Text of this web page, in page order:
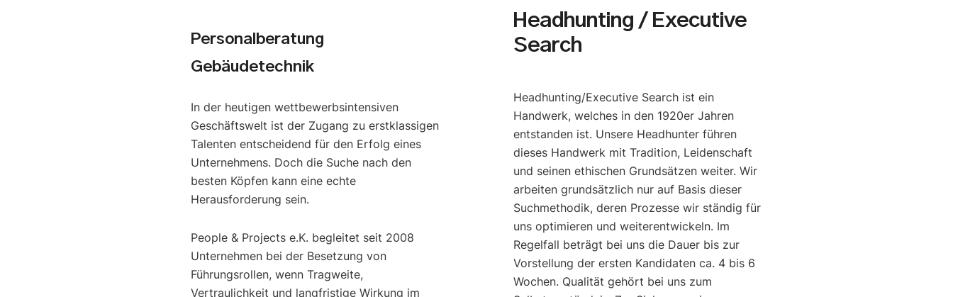
Personalberatung
Gebäudetechnik
In der heutigen wettbewerbsintensiven
Geschäftswelt ist der Zugang zu erstklassigen
Talenten entscheidend für den Erfolg eines
Unternehmens. Doch die Suche nach den
besten Köpfen kann eine echte
Herausforderung sein.
People & Projects e.K. begleitet seit 2008
Unternehmen bei der Besetzung von
Führungsrollen, wenn Tragweite,
Vertraulichkeit und langfristige Wirkung im
Headhunting / Executive
Search
Headhunting/Executive Search ist ein
Handwerk, welches in den 1920er Jahren
entstanden ist. Unsere Headhunter führen
dieses Handwerk mit Tradition, Leidenschaft
und seinen ethischen Grundsätzen weiter. Wir
arbeiten grundsätzlich nur auf Basis dieser
Suchmethodik, deren Prozesse wir ständig für
uns optimieren und weiterentwickeln. Im
Regelfall beträgt bei uns die Dauer bis zur
Vorstellung der ersten Kandidaten ca. 4 bis 6
Wochen. Qualität gehört bei uns zum